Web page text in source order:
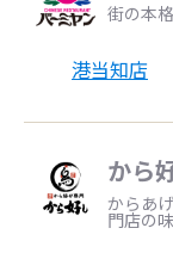
街の本
港当知店
から
からあ
門店の